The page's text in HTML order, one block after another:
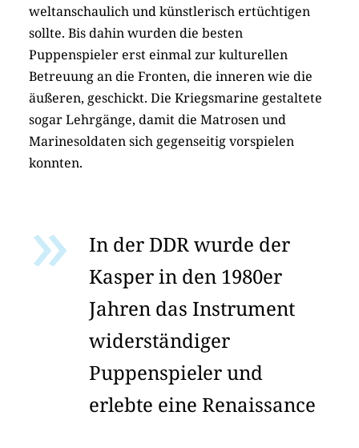
weltanschaulich und künstlerisch ertüchtigen
sollte. Bis dahin wurden die besten
Puppenspieler erst einmal zur kulturellen
Betreuung an die Fronten, die inneren wie die
äußeren, geschickt. Die Kriegsmarine gestaltete
sogar Lehrgänge, damit die Matrosen und
Marinesoldaten sich gegenseitig vorspielen
konnten.
In der DDR wurde der
Kasper in den 1980er
Jahren das Instrument
widerständiger
Puppenspieler und
erlebte eine Renaissance